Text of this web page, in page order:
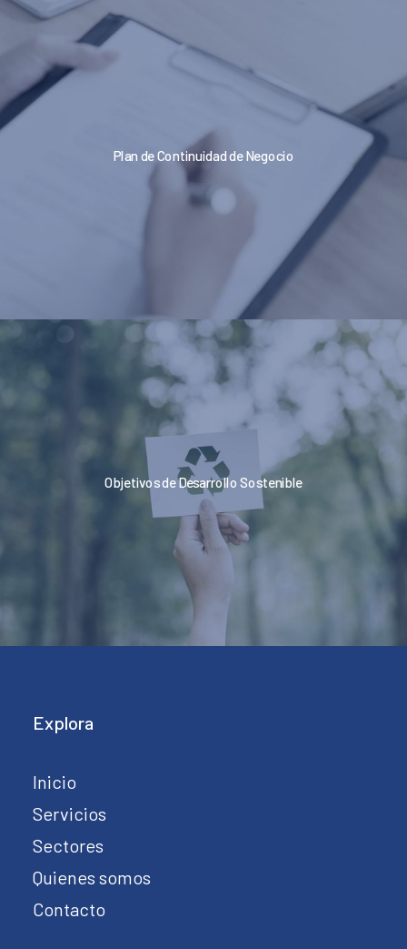
Plan de Continuidad de Negocio
Objetivos de Desarrollo Sostenible
Explora
Inicio
Servicios
Sectores
Quienes somos
Contacto